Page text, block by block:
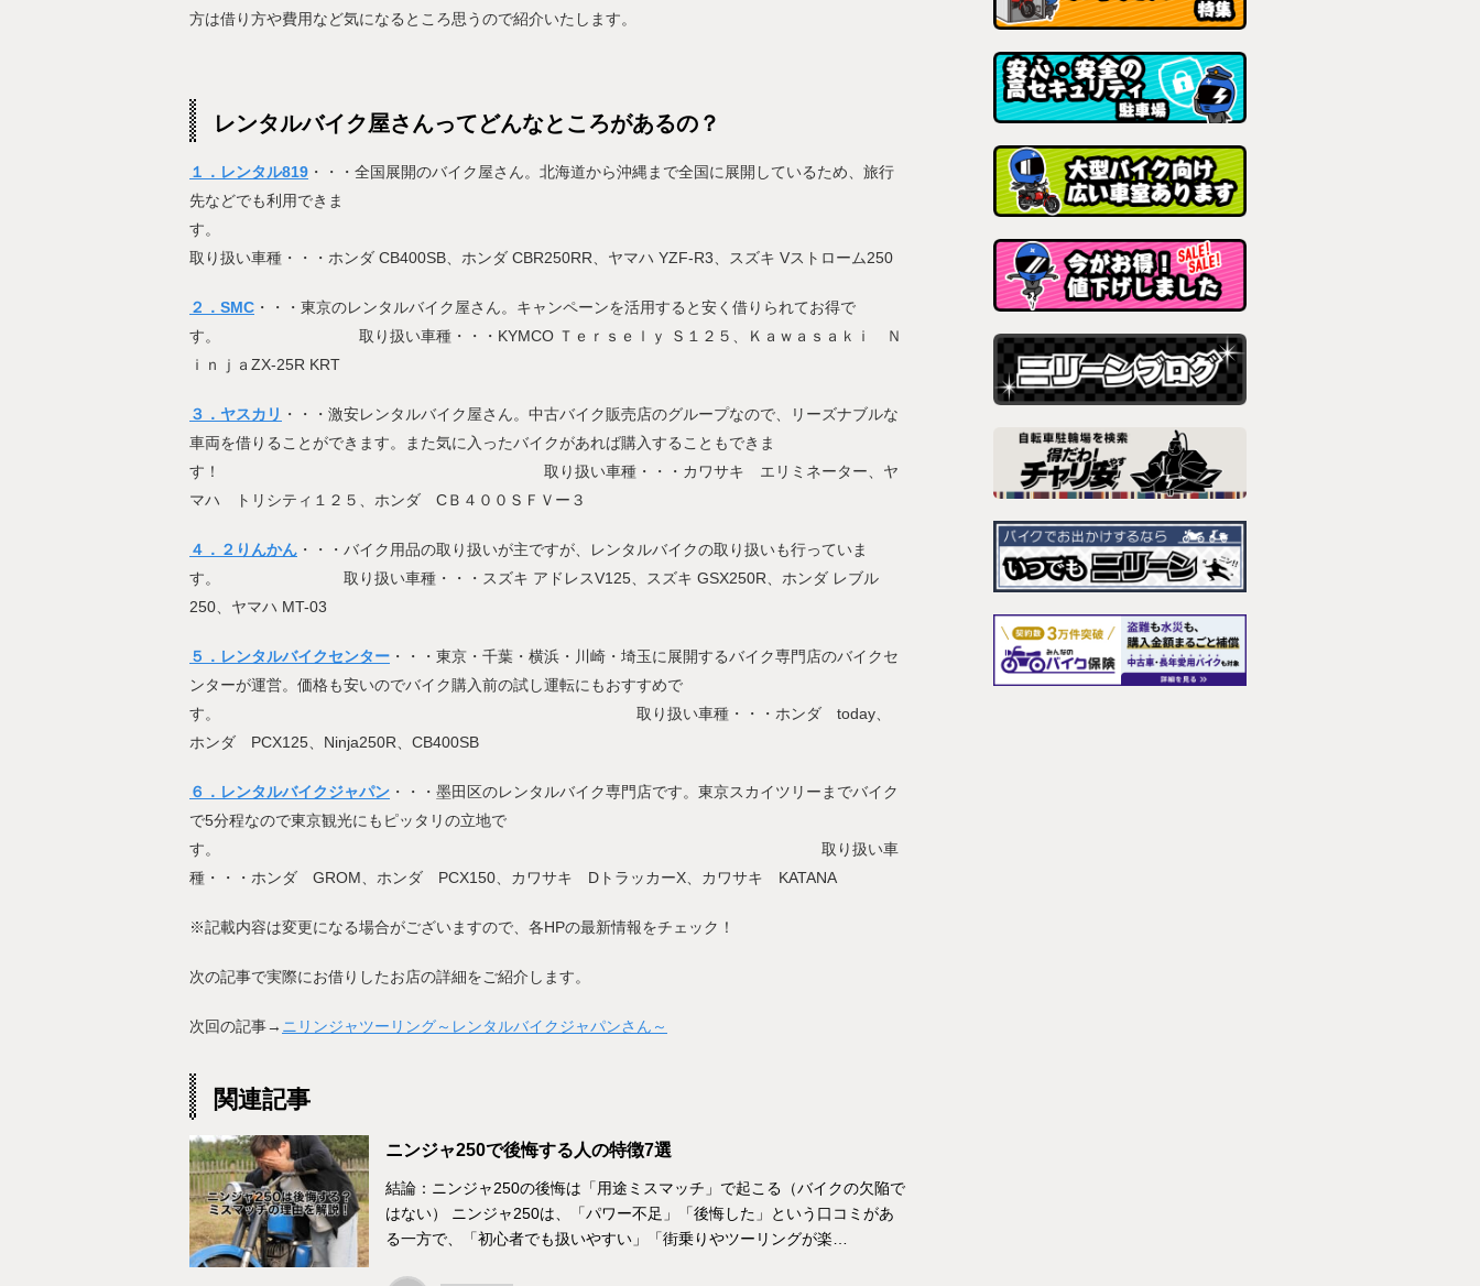
方は借り方や費用など気になるところ思うので紹介いたします。
レンタルバイク屋さんってどんなところがあるの？
１．レンタル819 ・・・全国展開のバイク屋さん。北海道から沖縄まで全国に展開しているため、旅行
先などでも利用できま
す。
取り扱い車種・・・ホンダ CB400SB、ホンダ CBR250RR、ヤマハ YZF-R3、スズキ Vストローム250
２．SMC ・・・東京のレンタルバイク屋さん。キャンペーンを活用すると安く借りられてお得で
す。 取り扱い車種・・・KYMCO Ｔｅｒｓｅｌｙ Ｓ１２５、Ｋａｗａｓａｋｉ Ｎ
ｉｎｊａZX-25R KRT
３．ヤスカリ ・・・激安レンタルバイク屋さん。中古バイク販売店のグループなので、リーズナブルな
車両を借りることができます。また気に入ったバイクがあれば購入することもできま
す！ 取り扱い車種・・・カワサキ エリミネーター、ヤ
マハ トリシティ１２５、ホンダ CＢ４００ＳＦＶー３
４．２りんかん ・・・バイク用品の取り扱いが主ですが、レンタルバイクの取り扱いも行っていま
す。 取り扱い車種・・・スズキ アドレスV125、スズキ GSX250R、ホンダ レブル
250、ヤマハ MT-03
５．レンタルバイクセンター ・・・東京・千葉・横浜・川崎・埼玉に展開するバイク専門店のバイクセ
ンターが運営。価格も安いのでバイク購入前の試し運転にもおすすめで
す。 取り扱い車種・・・ホンダ today、
ホンダ PCX125、Ninja250R、CB400SB
６．レンタルバイクジャパン ・・・墨田区のレンタルバイク専門店です。東京スカイツリーまでバイク
で5分程なので東京観光にもピッタリの立地で
す。 取り扱い車
種・・・ホンダ GROM、ホンダ PCX150、カワサキ DトラッカーX、カワサキ KATANA
※記載内容は変更になる場合がございますので、各HPの最新情報をチェック！
次の記事で実際にお借りしたお店の詳細をご紹介します。
次回の記事→ ニリンジャツーリング～レンタルバイクジャパンさん～
関連記事
ニンジャ250で後悔する人の特徴7選
結論：ニンジャ250の後悔は「用途ミスマッチ」で起こる（バイクの欠陥で
はない） ニンジャ250は、「パワー不足」「後悔した」という口コミがあ
る一方で、「初心者でも扱いやすい」「街乗りやツーリングが楽…